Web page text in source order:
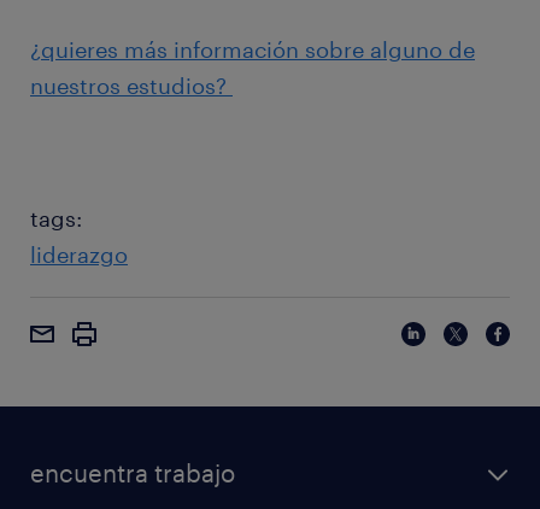
¿quieres más información sobre alguno de
nuestros estudios?
tags:
liderazgo
encuentra trabajo